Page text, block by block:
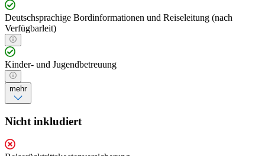
Deutschsprachige Bordinformationen und Reiseleitung (nach
Verfügbarleit)
Kinder- und Jugendbetreuung
mehr
Nicht inkludiert